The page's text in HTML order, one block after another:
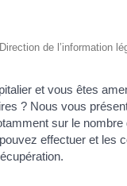
de l’information
et vous êtes
? Nous vous
sur le nombre
effectuer et les